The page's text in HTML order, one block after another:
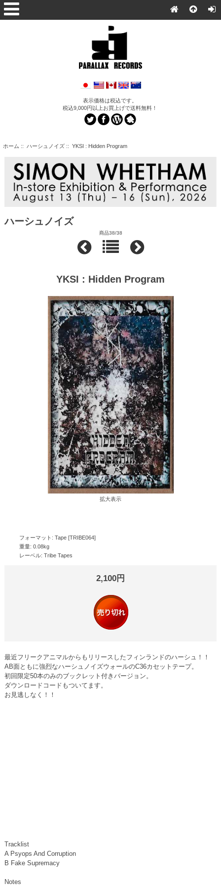
表示価格は税込です。
税込9,000円以上お買上げで送料無料！
ホーム :: ハーシュノイズ:: YKSI : Hidden Program
ハーシュノイズ
商品38/38
YKSI : Hidden Program
拡大表示
フォーマット: Tape [TRIBE064]
重量: 0.08kg
レーベル: Tribe Tapes
2,100円
最近フリークアニマルからもリリースしたフィンランドのハーシュ！！
AB面ともに強烈なハーシュノイズウォールのC36カセットテープ。
初回限定50本のみのブックレット付きバージョン。
ダウンロードコードもついてます。
お見逃しなく！！
Tracklist
A Psyops And Corruption
B Fake Supremacy
Notes